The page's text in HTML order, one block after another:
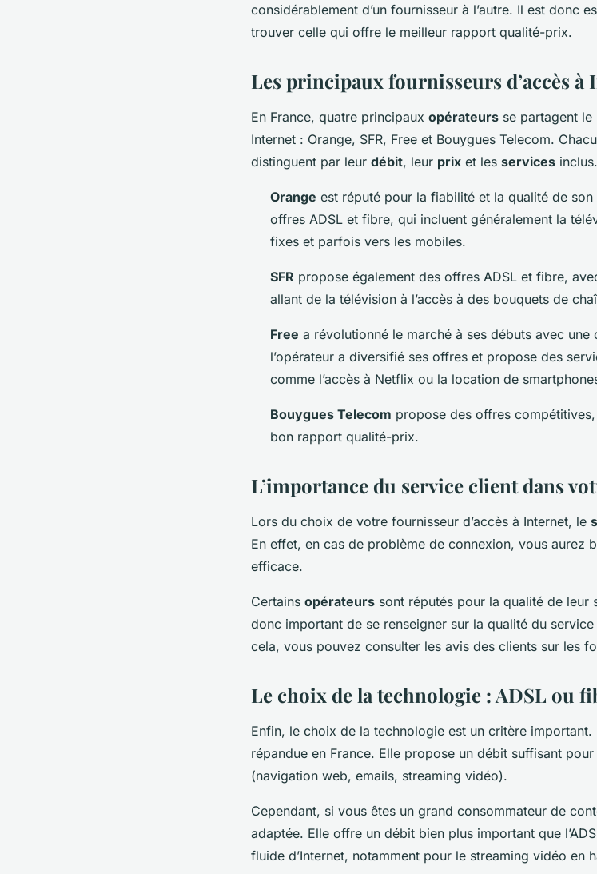
considérablement d’un fournisseur à l’autre. Il est donc
trouver celle qui offre le meilleur rapport qualité-prix.
Les principaux fournisseurs d’accès à
En France, quatre principaux opérateurs se partagent le
Internet : Orange, SFR, Free et Bouygues Telecom.
distinguent par leur débit, leur prix et les services inclus.
Orange est réputé pour la fiabilité et la qualité de son
offres ADSL et fibre, qui incluent généralement la
fixes et parfois vers les mobiles.
SFR propose également des offres ADSL et fibre,
allant de la télévision à l’accès à des bouquets de
Free a révolutionné le marché à ses débuts avec
l’opérateur a diversifié ses offres et propose des
comme l’accès à Netflix ou la location de
Bouygues Telecom propose des offres
bon rapport qualité-prix.
L’importance du service client dans
Lors du choix de votre fournisseur d’accès à Internet, le
En effet, en cas de problème de connexion, vous aurez
efficace.
Certains opérateurs sont réputés pour la qualité de leur
donc important de se renseigner sur la qualité du
cela, vous pouvez consulter les avis des clients sur les
Le choix de la technologie : ADSL ou
Enfin, le choix de la technologie est un critère important.
répandue en France. Elle propose un débit suffisant
(navigation web, emails, streaming vidéo).
Cependant, si vous êtes un grand consommateur de
adaptée. Elle offre un débit bien plus important que
fluide d’Internet, notamment pour le streaming vidéo en